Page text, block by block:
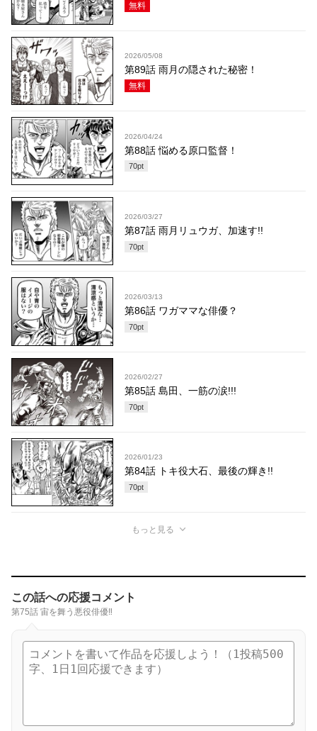
無料
2026/05/08
第89話 雨月の隠された秘密！
無料
2026/04/24
第88話 悩める原口監督！
70pt
2026/03/27
第87話 雨月リュウガ、加速す!!
70pt
2026/03/13
第86話 ワガママな俳優？
70pt
2026/02/27
第85話 島田、一筋の涙!!!
70pt
2026/01/23
第84話 トキ役大石、最後の輝き!!
70pt
もっと見る
この話への応援コメント
第75話 宙を舞う悪役俳優‼︎